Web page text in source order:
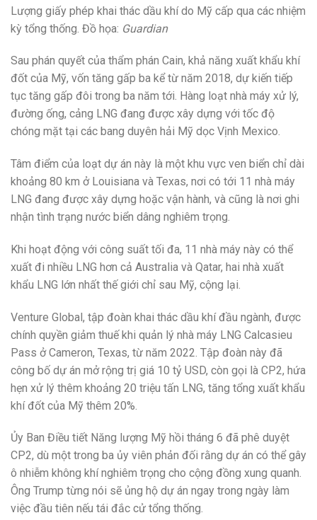
Lượng giấy phép khai thác dầu khí do Mỹ cấp qua các nhiệm
kỳ tổng thống. Đồ họa: Guardian
Sau phán quyết của thẩm phán Cain, khả năng xuất khẩu khí
đốt của Mỹ, vốn tăng gấp ba kể từ năm 2018, dự kiến tiếp
tục tăng gấp đôi trong ba năm tới. Hàng loạt nhà máy xử lý,
đường ống, cảng LNG đang được xây dựng với tốc độ
chóng mặt tại các bang duyên hải Mỹ dọc Vịnh Mexico.
Tâm điểm của loạt dự án này là một khu vực ven biển chỉ dài
khoảng 80 km ở Louisiana và Texas, nơi có tới 11 nhà máy
LNG đang được xây dựng hoặc vận hành, và cũng là nơi ghi
nhận tình trạng nước biển dâng nghiêm trọng.
Khi hoạt động với công suất tối đa, 11 nhà máy này có thể
xuất đi nhiều LNG hơn cả Australia và Qatar, hai nhà xuất
khẩu LNG lớn nhất thế giới chỉ sau Mỹ, cộng lại.
Venture Global, tập đoàn khai thác dầu khí đầu ngành, được
chính quyền giảm thuế khi quản lý nhà máy LNG Calcasieu
Pass ở Cameron, Texas, từ năm 2022. Tập đoàn này đã
công bố dự án mở rộng trị giá 10 tỷ USD, còn gọi là CP2, hứa
hẹn xử lý thêm khoảng 20 triệu tấn LNG, tăng tổng xuất khẩu
khí đốt của Mỹ thêm 20%.
Ủy Ban Điều tiết Năng lượng Mỹ hồi tháng 6 đã phê duyệt
CP2, dù một trong ba ủy viên phản đối rằng dự án có thể gây
ô nhiễm không khí nghiêm trọng cho cộng đồng xung quanh.
Ông Trump từng nói sẽ ủng hộ dự án ngay trong ngày làm
việc đầu tiên nếu tái đắc cử tổng thống.